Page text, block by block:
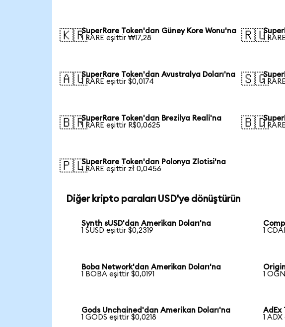
🇰🇷SuperRare Token'dan Güney Kore Wonu'na
1 RARE eşittir ₩17,28
🇷🇺
1
🇦🇺SuperRare Token'dan Avustralya Doları'na
1 RARE eşittir $0,0174
🇸🇬
1
🇧🇷SuperRare Token'dan Brezilya Reali'na
1 RARE eşittir R$0,0625
🇧🇩
1
🇵🇱SuperRare Token'dan Polonya Zlotisi'na
1 RARE eşittir zł 0,0456
Diğer kripto paraları USD'ye dönüştürün
Synth sUSD'dan Amerikan Doları'na
1 SUSD eşittir $0,2319
1
Boba Network'dan Amerikan Doları'na
1 BOBA eşittir $0,0191
1
Gods Unchained'dan Amerikan Doları'na
1 GODS eşittir $0,0218
AdEx
1